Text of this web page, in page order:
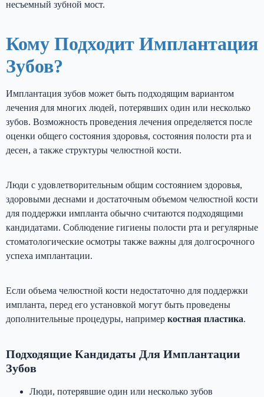
несъемный зубной мост.
Кому Подходит Имплантация
Зубов?
Имплантация зубов может быть подходящим вариантом
лечения для многих людей, потерявших один или несколько
зубов. Возможность проведения лечения определяется после
оценки общего состояния здоровья, состояния полости рта и
десен, а также структуры челюстной кости.
Люди с удовлетворительным общим состоянием здоровья,
здоровыми деснами и достаточным объемом челюстной кости
для поддержки импланта обычно считаются подходящими
кандидатами. Соблюдение гигиены полости рта и регулярные
стоматологические осмотры также важны для долгосрочного
успеха имплантации.
Если объема челюстной кости недостаточно для поддержки
импланта, перед его установкой могут быть проведены
дополнительные процедуры, например костная пластика.
Подходящие Кандидаты Для Имплантации
Зубов
Люди, потерявшие один или несколько зубов